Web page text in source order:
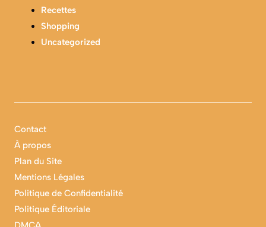
Recettes
Shopping
Uncategorized
Contact
À propos
Plan du Site
Mentions Légales
Politique de Confidentialité
Politique Éditoriale